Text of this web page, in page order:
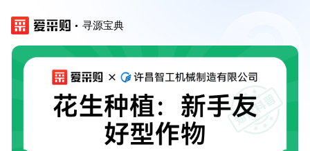
寻源宝典